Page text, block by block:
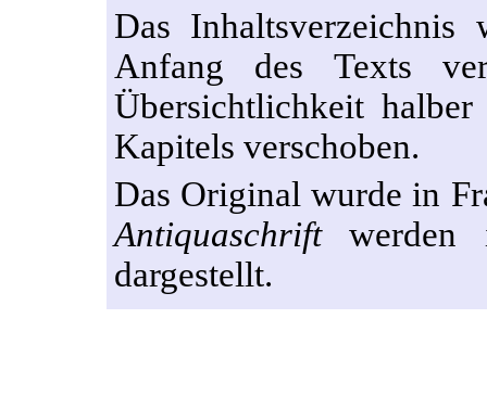
Das
Anfang des Texts
Übersichtlichkeit
Kapitels verschoben.
Das Original wurde in
Antiquaschriftwerden
dargestellt.